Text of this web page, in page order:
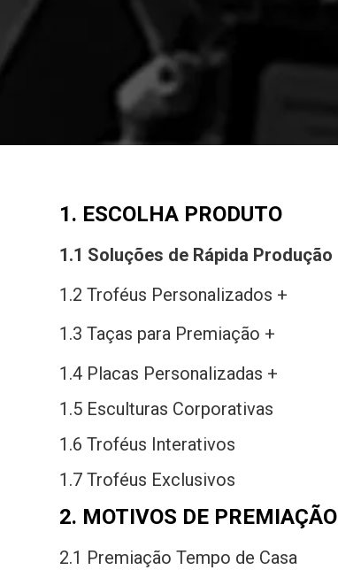
1. ESCOLHA PRODUTO
1.1 Soluções de Rápida Produção
1.2 Troféus Personalizados +
1.3 Taças para Premiação +
1.4 Placas Personalizadas +
1.5 Esculturas Corporativas
1.6 Troféus Interativos
1.7 Troféus Exclusivos
2. MOTIVOS DE PREMIAÇÃO
2.1 Premiação Tempo de Casa